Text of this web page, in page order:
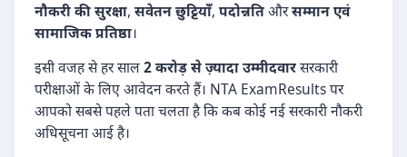
नौकरी की सुरक्षा, सवेतन छुट्टियाँ, पदोन्नतिऔरसम्मान एवं
सामाजिक प्रतिष्ठा।
इसी वजह से हर साल2 करोड़ से ज़्यादा उम्मीदवारसरकारी
परीक्षाओं के लिए आवेदन करते हैं। NTA ExamResults पर
आपको सबसे पहले पता चलता है कि कब कोई नई सरकारी नौकरी
अधिसूचना आई है।